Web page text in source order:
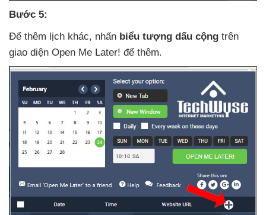
Bước 5:
Để thêm lịch khác, nhấn biểu tượng dấu cộng trên
giao diện Open Me Later! để thêm.